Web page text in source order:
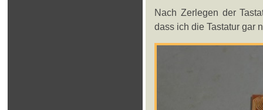
Nach Zerlegen der
dass ich die Tastatur gar